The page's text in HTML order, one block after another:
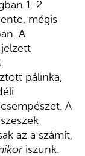
1-2
mégis
A
pálinka,
A
az a számít,
iszunk.